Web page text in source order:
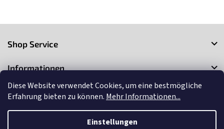
Diese Website verwendet Cookies, um eine bestmögliche
Erfahrung bieten zu können. Mehr Informationen...
Einstellungen
e
Shop Service
Informationen
Kontakt